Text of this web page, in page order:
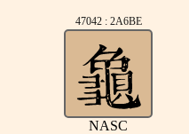
47042 : 2A6BE
NASC